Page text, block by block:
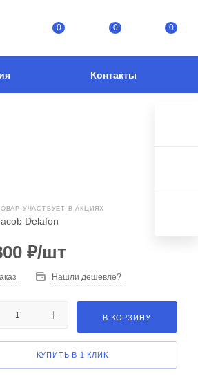
0 0 0
Контакты
УЧАСТВУЕТ В АКЦИЯХ
Delafon
₽/шт
Нашли дешевле?
В КОРЗИНУ
КУПИТЬ В 1 КЛИК